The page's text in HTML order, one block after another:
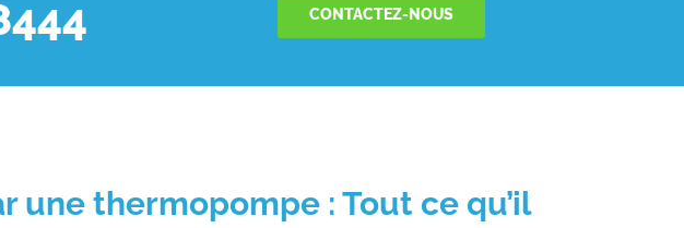
CONTACTEZ-NOUS
une thermopompe : Tout ce qu’il